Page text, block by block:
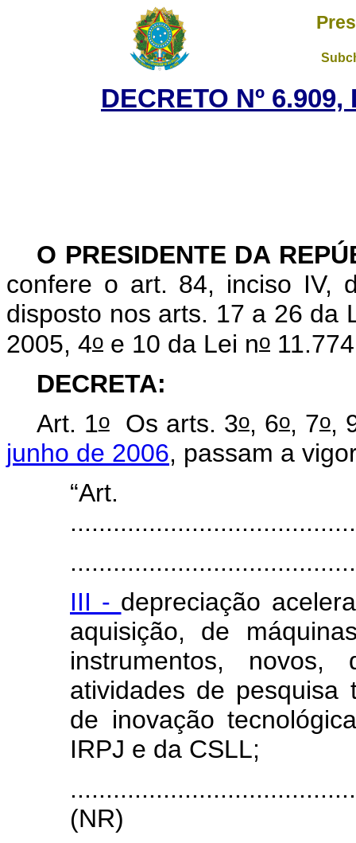
DECRETO Nº
O PRESIDENTE DA
confere o art. 84, inciso IV,
disposto nos arts. 17 a 26 da
2005, 4o e 10 da Lei no
DECRETA:
Art. 1oOs arts. 3o, 6o, 7o,
junho de 2006, passam a
III - depreciação
aquisição, de
instrumentos,
atividades de pesquisa
de inovação
IRPJ e da CSLL;
(NR)